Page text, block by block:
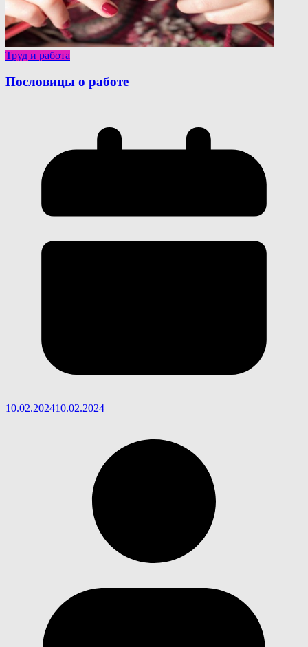
Труд и работа
Пословицы о работе
10.02.202410.02.2024